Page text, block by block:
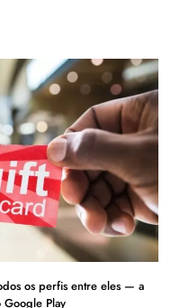
os perfis entre eles — a
Play